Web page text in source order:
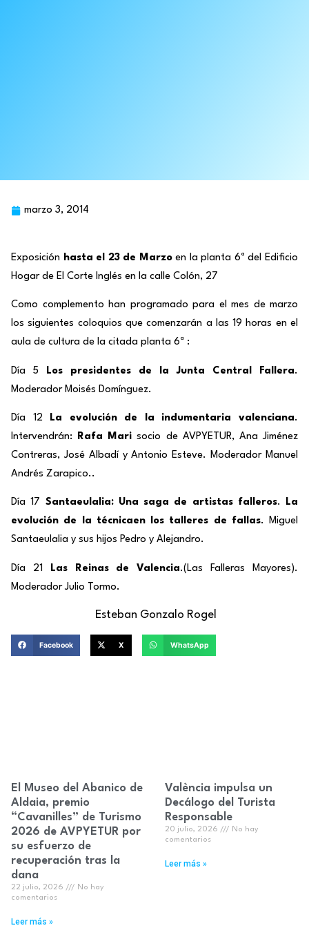
marzo 3, 2014
Exposición hasta el 23 de Marzoen la planta 6ª del Edificio
Hogar de El Corte Inglés en la calle Colón, 27
Como complemento han programado para el mes de marzo
los siguientes coloquios que comenzarán a las 19 horas en el
aula de cultura de la citada planta 6ª :
Día 5 Los presidentes de la Junta Central Fallera.
Moderador Moisés Domínguez.
Día 12 La evolución de la indumentaria valenciana.
Intervendrán: Rafa Marisocio de AVPYETUR, Ana Jiménez
Contreras, José Albadí y Antonio Esteve. Moderador Manuel
Andrés Zarapico..
Día 17 Santaeulalia: Una saga de artistas falleros. La
evolución de la técnicaen los talleres de fallas. Miguel
Santaeulalia y sus hijos Pedro y Alejandro.
Día 21 Las Reinas de Valencia.(Las Falleras Mayores).
Moderador Julio Tormo.
Esteban Gonzalo Rogel
Facebook X WhatsApp
El Museo del Abanico de
Aldaia, premio
“Cavanilles” de Turismo
2026 de AVPYETUR por
su esfuerzo de
recuperación tras la
dana
22 julio, 2026
No hay
comentarios
Leer más »
València impulsa un
Decálogo del Turista
Responsable
20 julio, 2026
No hay
comentarios
Leer más »